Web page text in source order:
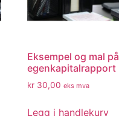
Eksempel og mal på
egenkapitalrapport
kr 30,00 eks mva
Legg i handlekurv